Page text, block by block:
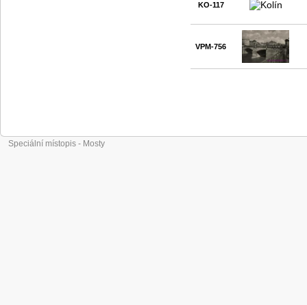
KO-117
VPM-756
Speciální místopis - Mosty